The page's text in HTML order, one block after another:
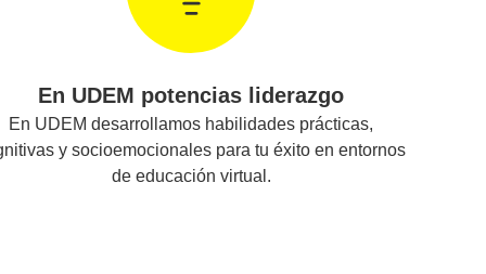
En UDEM potencias liderazgo
En UDEM desarrollamos habilidades prácticas,
y socioemocionales para tu éxito en entornos
de educación virtual.